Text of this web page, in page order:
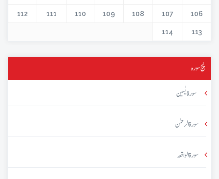
106
107
108
109
110
111
112
113
114
پنج سورہ
سورۃ یٰسین
سورۃ الرحمٰن
سورۃ الواقعہ